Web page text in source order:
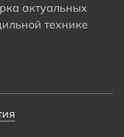
актуальных
технике